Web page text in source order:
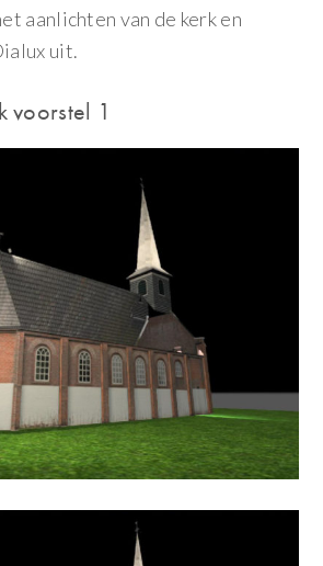
aanlichten van de kerk en
uit.
voorstel 1